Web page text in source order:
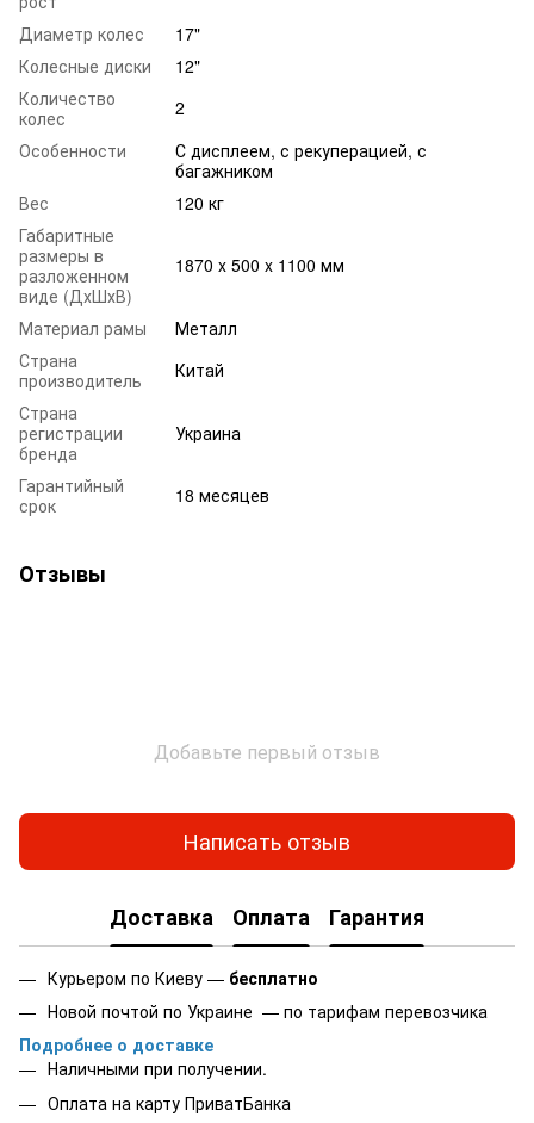
Диаметр колес
17"
Колесные диски
12"
Количество
колес
2
Особенности
С дисплеем, с рекуперацией, с
багажником
Вес
120 кг
Габаритные
размеры в
разложенном
виде (ДхШхВ)
1870 x 500 x 1100 мм
Материал рамы
Металл
Страна
производитель
Китай
Страна
регистрации
бренда
Украина
Гарантийный
срок
18 месяцев
Отзывы
Добавьте первый отзыв
Написать отзыв
Доставка Оплата Гарантия
Курьером по Киеву — бесплатно
Новой почтой по Украине — по тарифам перевозчика
Подробнее о доставке
Наличными при получении.
Оплата на карту ПриватБанка